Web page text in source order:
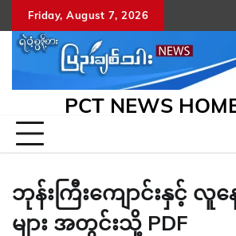
to
content
Friday, August 7, 2026
PCT NEWS
ဘုန်းကြီးကျောင်းနှင့်
များ အတွင်းသို့ PDF